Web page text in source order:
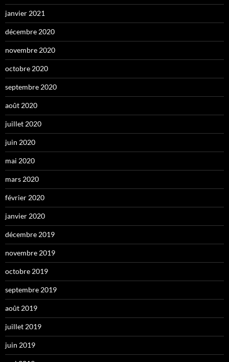
janvier 2021
décembre 2020
novembre 2020
octobre 2020
septembre 2020
août 2020
juillet 2020
juin 2020
mai 2020
mars 2020
février 2020
janvier 2020
décembre 2019
novembre 2019
octobre 2019
septembre 2019
août 2019
juillet 2019
juin 2019